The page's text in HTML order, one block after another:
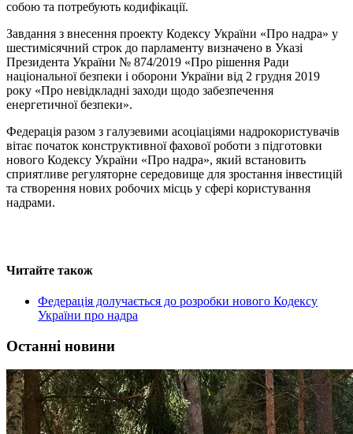
собою та потребують кодифікації.
Завдання з внесення проекту Кодексу України «Про надра» у
шестимісячний строк до парламенту визначено в Указі
Президента України № 874/2019 «Про рішення Ради
національної безпеки і оборони України від 2 грудня 2019
року «Про невідкладні заходи щодо забезпечення
енергетичної безпеки».
Федерація разом з галузевими асоціаціями надрокористувачів
вітає початок конструктивної фахової роботи з підготовки
нового Кодексу України «Про надра», який встановить
сприятливе регуляторне середовище для зростання інвестицій
та створення нових робочих місць у сфері користування
надрами.
Читайте також
Федерація долучається до розробки нового Кодексу
України про надра
Останні новини